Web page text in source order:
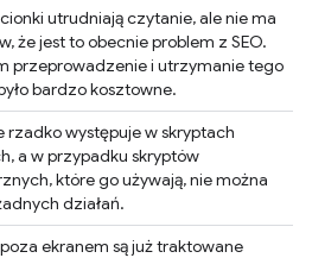
utrudniają czytanie, ale nie ma
że jest to obecnie problem z SEO.
przeprowadzenie i utrzymanie tego
bardzo kosztowne.
rzadko występuje w skryptach
a w przypadku skryptów
które go używają, nie można
działań.
ekranem są już traktowane